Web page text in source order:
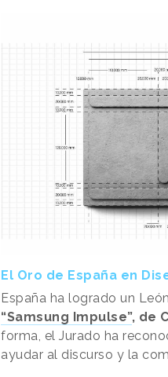
El Oro de España en
España ha logrado un
“Samsung Impulse”, de
forma, el Jurado ha
ayudar al discurso y la